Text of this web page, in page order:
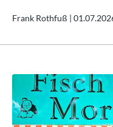
Frank Rothfuß |